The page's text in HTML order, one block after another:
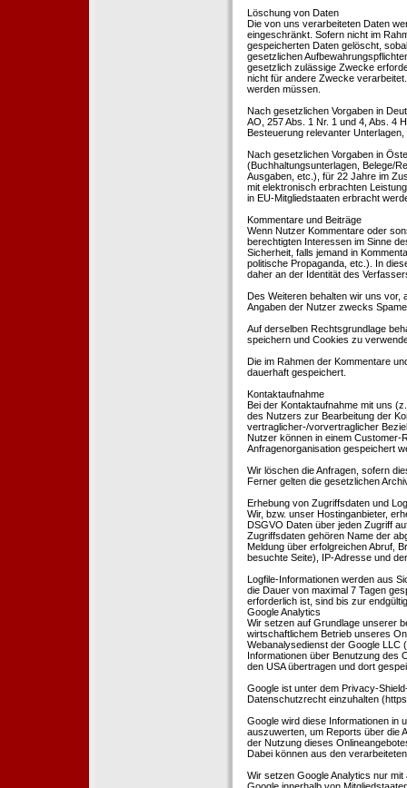
Löschung von Daten
Die von uns verarbeiteten Daten
eingeschränkt. Sofern nicht im
gespeicherten Daten gelöscht,
gesetzlichen
gesetzlich zulässige Zwecke
nicht für andere Zwecke
werden müssen.
Nach gesetzlichen Vorgaben in
AO, 257 Abs. 1 Nr. 1 und 4, Abs. 4
Besteuerung relevanter
Nach gesetzlichen Vorgaben in
(Buchhaltungsunterlagen, Belege/
Ausgaben, etc.), für 22 Jahre im
mit elektronisch erbrachten
in EU-Mitgliedstaaten erbracht
Kommentare und Beiträge
Wenn Nutzer Kommentare oder
berechtigten Interessen im Sinne
Sicherheit, falls jemand in
politische Propaganda, etc.). In
daher an der Identität des
Des Weiteren behalten wir uns vor,
Angaben der Nutzer zwecks
Auf derselben Rechtsgrundlage
speichern und Cookies zu
Die im Rahmen der Kommentare
dauerhaft gespeichert.
Kontaktaufnahme
Bei der Kontaktaufnahme mit uns
des Nutzers zur Bearbeitung der
vertraglicher-/vorvertraglicher
Nutzer können in einem Customer-
Anfragenorganisation gespeichert
Wir löschen die Anfragen, sofern
Ferner gelten die gesetzlichen
Erhebung von Zugriffsdaten und
Wir, bzw. unser Hostinganbieter,
DSGVO Daten über jeden Zugriff
Zugriffsdaten gehören Name der
Meldung über erfolgreichen Abruf,
besuchte Seite), IP-Adresse und
Logfile-Informationen werden aus
die Dauer von maximal 7 Tagen
erforderlich ist, sind bis zur
Google Analytics
Wir setzen auf Grundlage unserer
wirtschaftlichem Betrieb unseres
Webanalysedienst der Google LLC
Informationen über Benutzung des
den USA übertragen und dort
Google ist unter dem Privacy-
Datenschutzrecht einzuhalten
Google wird diese Informationen in
auszuwerten, um Reports über die
der Nutzung dieses
Dabei können aus den
Wir setzen Google Analytics nur